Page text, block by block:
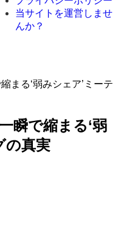
当サイトを運営しませ
んか？
まる‘弱みシェア’ミーテ
瞬で縮まる‘弱
の真実